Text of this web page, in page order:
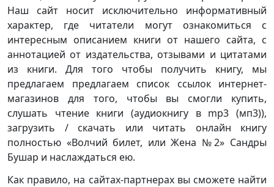
Наш сайт носит исключительно информативный
характер, где читатели могут ознакомиться с
интересным описанием книги от нашего сайта, с
аннотацией от издательства, отзывами и цитатами
из книги. Для того чтобы получить книгу, мы
предлагаем предлагаем список ссылок интернет-
магазинов для того, чтобы вы смогли купить,
слушать чтение книги (аудиокнигу в mp3 (мп3)),
загрузить / скачать или читать онлайн книгу
полностью «Волчий билет, или Жена №2» Сандры
Бушар и наслаждаться ею.
Как правило, на сайтах-партнерах вы сможете найти